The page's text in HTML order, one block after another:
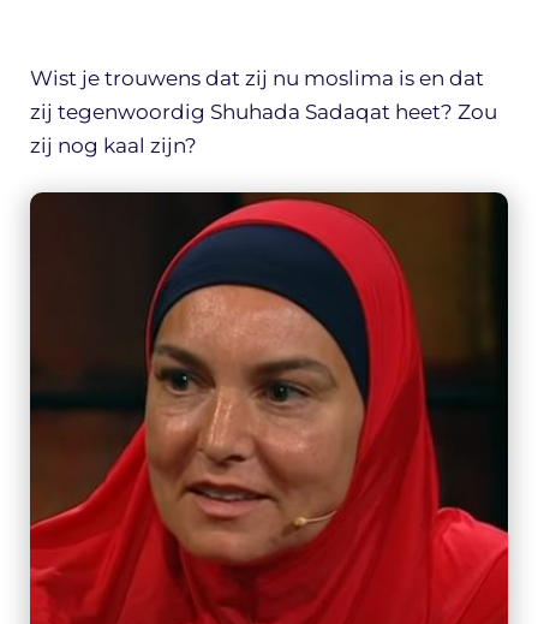
Wist je trouwens dat zij nu moslima is en dat
zij tegenwoordig Shuhada Sadaqat heet? Zou
zij nog kaal zijn?